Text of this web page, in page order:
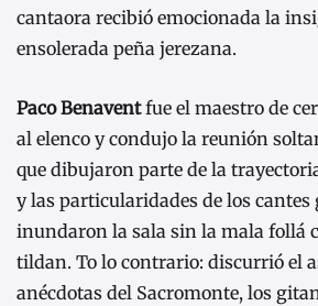
cantaora recibió emocionada la
ensolerada peña jerezana.
Paco Benaventfue el maestro de
al elenco y condujo la reunión
que dibujaron parte de la
y las particularidades de los cantes
inundaron la sala sin la mala follá
tildan. To lo contrario: discurrió el
anécdotas del Sacromonte, los